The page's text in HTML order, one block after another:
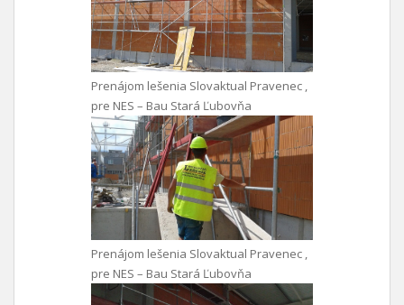
Prenájom lešenia Slovaktual Pravenec ,
pre NES – Bau Stará Ľubovňa
Prenájom lešenia Slovaktual Pravenec ,
pre NES – Bau Stará Ľubovňa